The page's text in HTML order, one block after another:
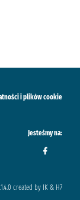
i plików cookie
Jesteśmy na:
created by IK & H7